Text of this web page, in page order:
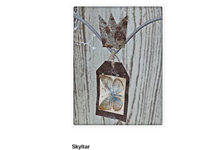
Skyltar